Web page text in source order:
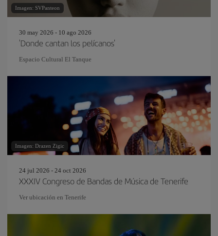
Imagen: SVPanteon
30 may 2026 - 10 ago 2026
'Donde cantan los pelícanos'
Espacio Cultural El Tanque
Imagen: Drazen Zigic
24 jul 2026 - 24 oct 2026
XXXIV Congreso de Bandas de Música de Tenerife
Ver ubicación en Tenerife